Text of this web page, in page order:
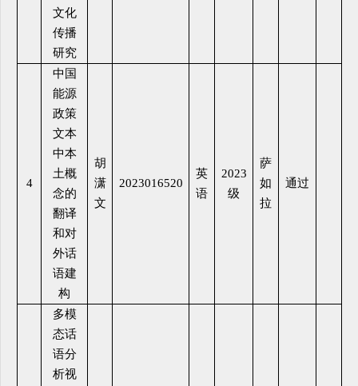
文化
传播
研究
4
中国
能源
政策
文本
中本
土概
念的
翻译
和对
外话
语建
构
胡
潇
文
2023016520
英
语
2023
级
萨
如
拉
通过
多模
态话
语分
析视